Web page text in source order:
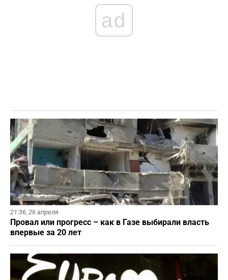
ad
21:36, 26 апреля
Провал или прогресс – как в Газе выбирали власть
впервые за 20 лет